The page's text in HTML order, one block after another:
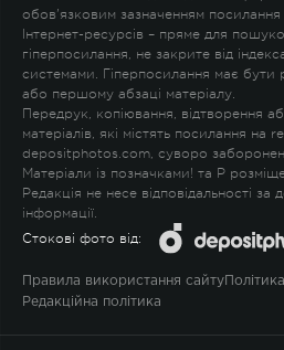
обов'язковим зазначенням
Інтернет-ресурсів – пряме для
гіперпосилання, не закрите від
системами. Гіперпосилання має бути
або першому абзаці матеріалу.
Передрук, копіювання, відтворення
матеріалів, які містять посилання на
depositphotos.com, суворо
Матеріали із позначками! та P
Редакція не несе відповідальності за
інформації.
Стокові фото від:
Правила використання сайту
Редакційна політика